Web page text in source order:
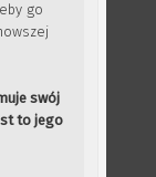
go
swój
to jego